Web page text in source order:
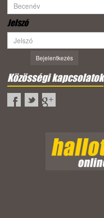
Jelszó
Bejelentkezés
Közösségi kapcsolatok